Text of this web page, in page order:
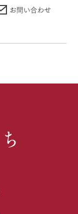
お問い合わせ